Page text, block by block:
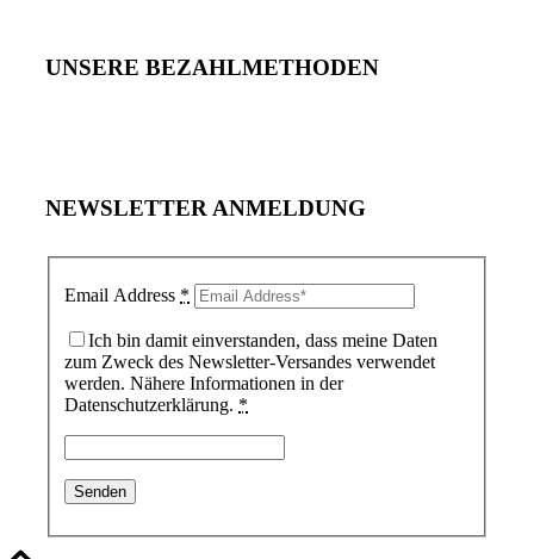
UNSERE BEZAHLMETHODEN
NEWSLETTER ANMELDUNG
Email Address *
Ich bin damit einverstanden, dass meine Daten
zum Zweck des Newsletter-Versandes verwendet
werden. Nähere Informationen in der
Datenschutzerklärung. *